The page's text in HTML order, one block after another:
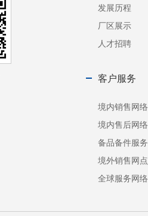
发展历程
厂区展示
人才招聘
客户服务
境内销售网络
境内售后网络
备品备件服务
境外销售网点
全球服务网络